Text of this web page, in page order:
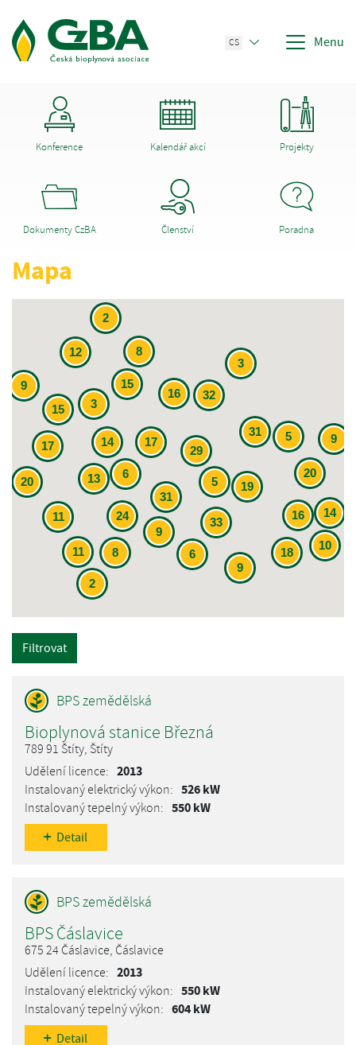
CS Menu
Konference Kalendář akcí Projekty
Dokumenty CzBA Členství Poradna
Mapa
31
31
33
17
11
9
18
20
24
32
10
13
29
14
15
17
16
19
8
11 14
15
8
16
20
9
6
9
12
6
2
9
3
5
3
2
5
Filtrovat
Bioplynová stanice Březná
789 91 Štíty, Štíty
2013
526 kW
550 kW
Detail
BPS Čáslavice
675 24 Čáslavice, Čáslavice
2013
550 kW
604 kW
Detail